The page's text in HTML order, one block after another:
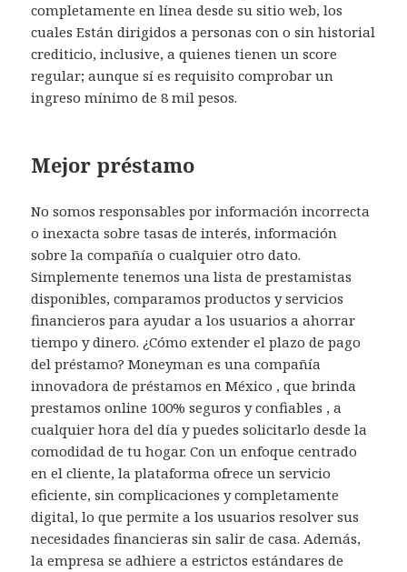
completamente en línea desde su sitio web, los
cuales Están dirigidos a personas con o sin historial
crediticio, inclusive, a quienes tienen un score
regular; aunque sí es requisito comprobar un
ingreso mínimo de 8 mil pesos.
Mejor préstamo
No somos responsables por información incorrecta
o inexacta sobre tasas de interés, información
sobre la compañía o cualquier otro dato.
Simplemente tenemos una lista de prestamistas
disponibles, comparamos productos y servicios
financieros para ayudar a los usuarios a ahorrar
tiempo y dinero. ¿Cómo extender el plazo de pago
del préstamo? Moneyman es una compañía
innovadora de préstamos en México , que brinda
prestamos online 100% seguros y confiables , a
cualquier hora del día y puedes solicitarlo desde la
comodidad de tu hogar. Con un enfoque centrado
en el cliente, la plataforma ofrece un servicio
eficiente, sin complicaciones y completamente
digital, lo que permite a los usuarios resolver sus
necesidades financieras sin salir de casa. Además,
la empresa se adhiere a estrictos estándares de